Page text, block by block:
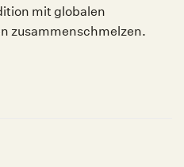
mit globalen
zusammenschmelzen.